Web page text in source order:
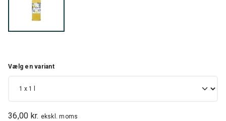
36,00 kr. ekskl. moms
Vælg en variant